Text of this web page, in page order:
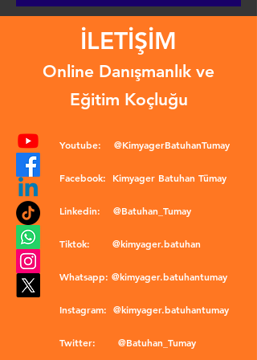
İLETİŞİM
Online Danışmanlık ve
Eğitim Koçluğu
Youtube: @KimyagerBatuhanTumay
Facebook: Kimyager Batuhan Tümay
Linkedin: @Batuhan_Tumay
Tiktok: @kimyager.batuhan
Whatsapp: @kimyager.batuhantumay
Instagram: @kimyager.batuhantumay
Twitter: @Batuhan_Tumay